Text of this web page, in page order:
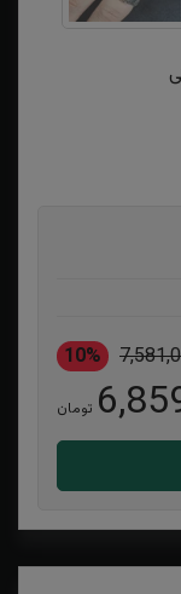
10%
تومان